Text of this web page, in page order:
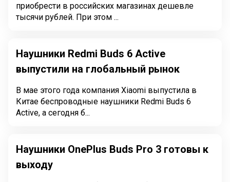
приобрести в российских магазинах дешевле
тысячи рублей. При этом ...
Наушники Redmi Buds 6 Active
выпустили на глобальный рынок
В мае этого года компания Xiaomi выпустила в
Китае беспроводные наушники Redmi Buds 6
Active, а сегодня б...
Наушники OnePlus Buds Pro 3 готовы к
выходу